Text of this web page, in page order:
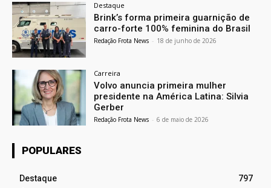
Destaque
Brink’s forma primeira guarnição de
carro-forte 100% feminina do Brasil
Redação Frota News - 18 de junho de 2026
Carreira
Volvo anuncia primeira mulher
presidente na América Latina: Silvia
Gerber
Redação Frota News - 6 de maio de 2026
POPULARES
Destaque
797